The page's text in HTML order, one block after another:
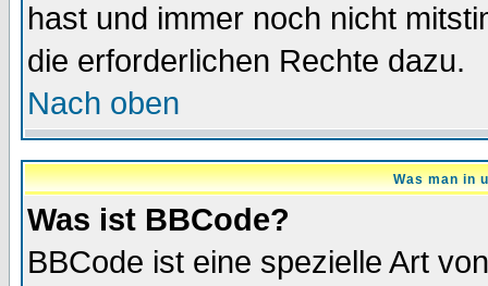
hast und immer noch nicht
die erforderlichen Rechte dazu.
Nach oben
Was man in
Was ist BBCode?
BBCode ist eine spezielle Art